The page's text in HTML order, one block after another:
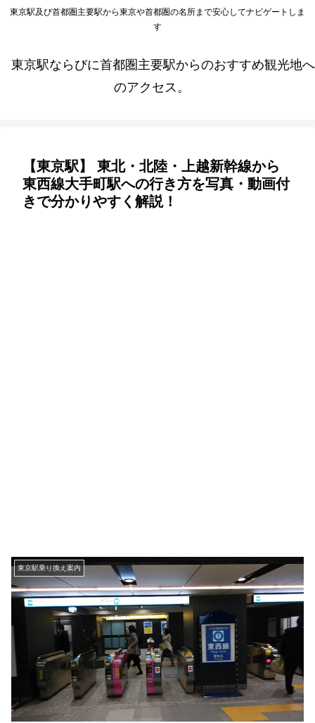
東京駅及び首都圏主要駅から東京や首都圏の名所まで安心してナビゲートしま
す
東京駅ならびに首都圏主要駅からのおすすめ観光地へ
のアクセス。
【東京駅】 東北・北陸・上越新幹線から
東西線大手町駅への行き方を写真・動画付
きで分かりやすく解説！
東京駅乗り換え案内